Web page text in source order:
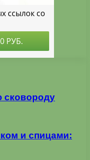
сковороду
и спицами: